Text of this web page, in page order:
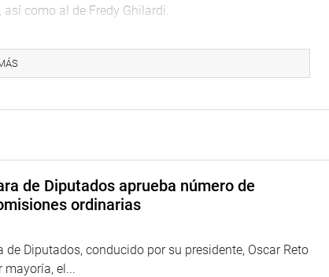
como al de Fredy Ghilardi.
conocieron y estuvieron con él en diversas jornadas
de Diputados aprueba número de
ordinarias
de Diputados, conducido por su presidente, Oscar Reto
mayoría, el...